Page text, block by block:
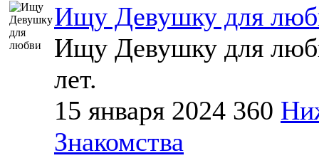
Ищу Девушку для
Ищу Девушку для
лет.
15 января 2024 360
Знакомства